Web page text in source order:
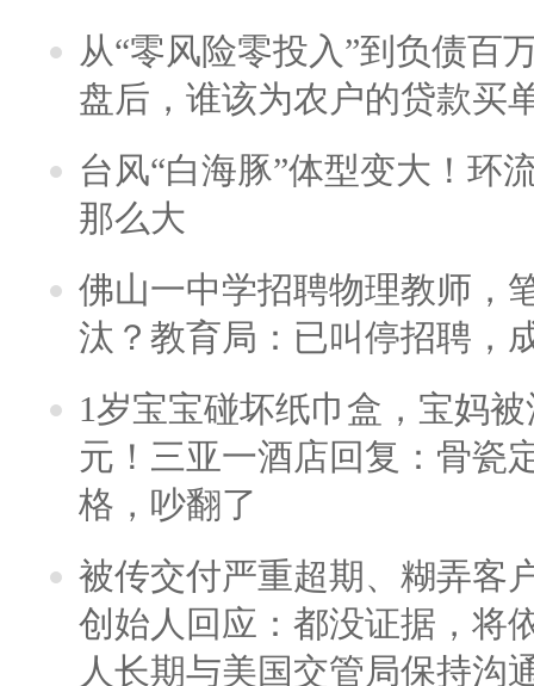
从“零风险零投入”到负债百
盘后，谁该为农户的贷款买
台风“白海豚”体型变大！环
那么大
佛山一中学招聘物理教师，
汰？教育局：已叫停招聘，
1岁宝宝碰坏纸巾盒，宝妈
元！三亚一酒店回复：骨瓷
格，吵翻了
被传交付严重超期、糊弄客
创始人回应：都没证据，将
人长期与美国交管局保持沟